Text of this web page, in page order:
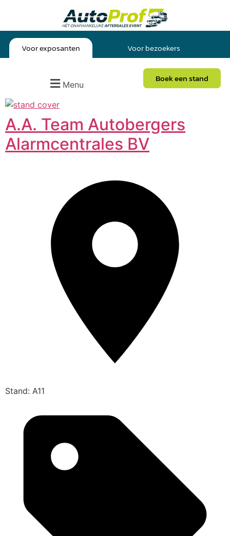
Voor exposanten Voor bezoekers
Menu
Boek een stand
A.A. Team Autobergers
Alarmcentrales BV
Stand: A11